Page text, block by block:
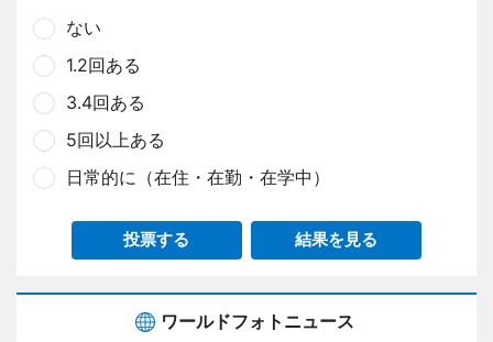
ない
1.2回ある
3.4回ある
5回以上ある
日常的に（在住・在勤・在学中）
投票する 結果を見る
ワールドフォトニュース